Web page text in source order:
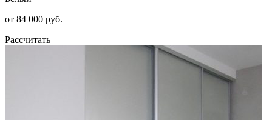
от 84 000 руб.
Рассчитать